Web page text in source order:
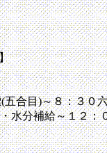
合目)～８：３０
水分補給～１２：